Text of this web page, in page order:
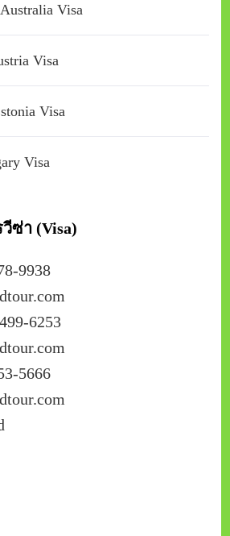
Visa
Visa
Visa
Visa
ซ่า (Visa)
9938
6253
5666